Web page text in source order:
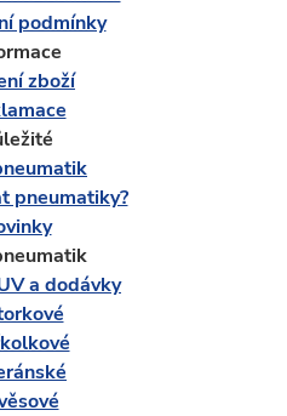
podmínky
zboží
pneumatiky?
a dodávky